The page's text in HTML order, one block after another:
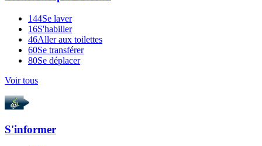
144Se laver
16S'habiller
46Aller aux toilettes
60Se transférer
80Se déplacer
Voir tous
S'informer